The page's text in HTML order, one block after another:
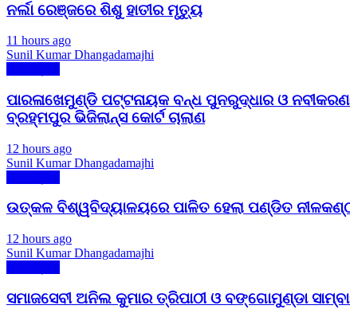
ନର୍ଲା ରେଞ୍ଜରେ ଶିଶୁ ହାତୀର ମୃତ୍ୟୁ
11 hours ago
Sunil Kumar Dhangadamajhi
ପାରଳାଖେମୁଣ୍ଡି ପଟ୍ଟନାୟକ ବନ୍ଧ ପୁନରୁଦ୍ଧାର ଓ
ବ୍ରହ୍ମପୁର ଭିଜିଲାନ୍ସ କୋର୍ଟ ଚାଲାଣ
12 hours ago
Sunil Kumar Dhangadamajhi
ଉତ୍କଳ ବିଶ୍ୱବିଦ୍ୟାଳୟରେ ପାଳିତ ହେଲା ପଣ୍ଡିତ
12 hours ago
Sunil Kumar Dhangadamajhi
ସମାଜସେବୀ ଅନିଲ କୁମାର ତ୍ରିପାଠୀ ଓ ବଙ୍ଗୋମୁଣ୍ଡା